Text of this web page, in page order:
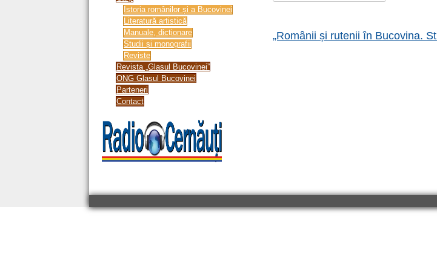
Istoria românilor și a Bucovinei
Literatură artistică
Manuale, dicționare
Studii și monografii
Reviste
Revista „Glasul Bucovinei”
ONG Glasul Bucovinei
Parteneri
Contact
din
„Românii și rutenii în Bucovina.